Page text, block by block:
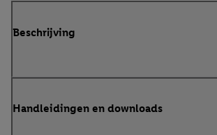
Beschrijving
Handleidingen en downloads